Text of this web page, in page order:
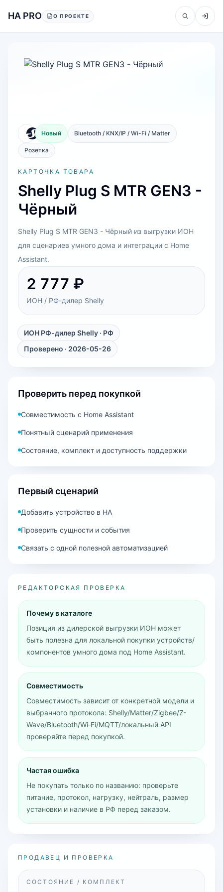
HA PRO О ПРОЕКТЕ
Новый Bluetooth / KNX/IP / Wi-Fi / Matter
Розетка
КАРТОЧКА ТОВАРА
Shelly Plug S MTR GEN3 -
Чёрный
Shelly Plug S MTR GEN3 - Чёрный из выгрузки ИОН
для сценариев умного дома и интеграции с Home
Assistant.
2 777 ₽
ИОН / РФ-дилер Shelly
ИОН РФ-дилер Shelly · РФ
Проверено · 2026-05-26
Проверить перед покупкой
Совместимость с Home Assistant
Понятный сценарий применения
Состояние, комплект и доступность поддержки
Первый сценарий
Добавить устройство в HA
Проверить сущности и события
Связать с одной полезной автоматизацией
РЕДАКТОРСКАЯ ПРОВЕРКА
Почему в каталоге
Позиция из дилерской выгрузки ИОН может
быть полезна для локальной покупки устройств/
компонентов умного дома под Home Assistant.
Совместимость
Совместимость зависит от конкретной модели и
выбранного протокола: Shelly/Matter/Zigbee/Z-
Wave/Bluetooth/Wi‑Fi/MQTT/локальный API
проверяйте перед покупкой.
Частая ошибка
Не покупать только по названию: проверьте
питание, протокол, нагрузку, нейтраль, размер
установки и наличие в РФ перед заказом.
ПРОДАВЕЦ И ПРОВЕРКА
СОСТОЯНИЕ / КОМПЛЕКТ